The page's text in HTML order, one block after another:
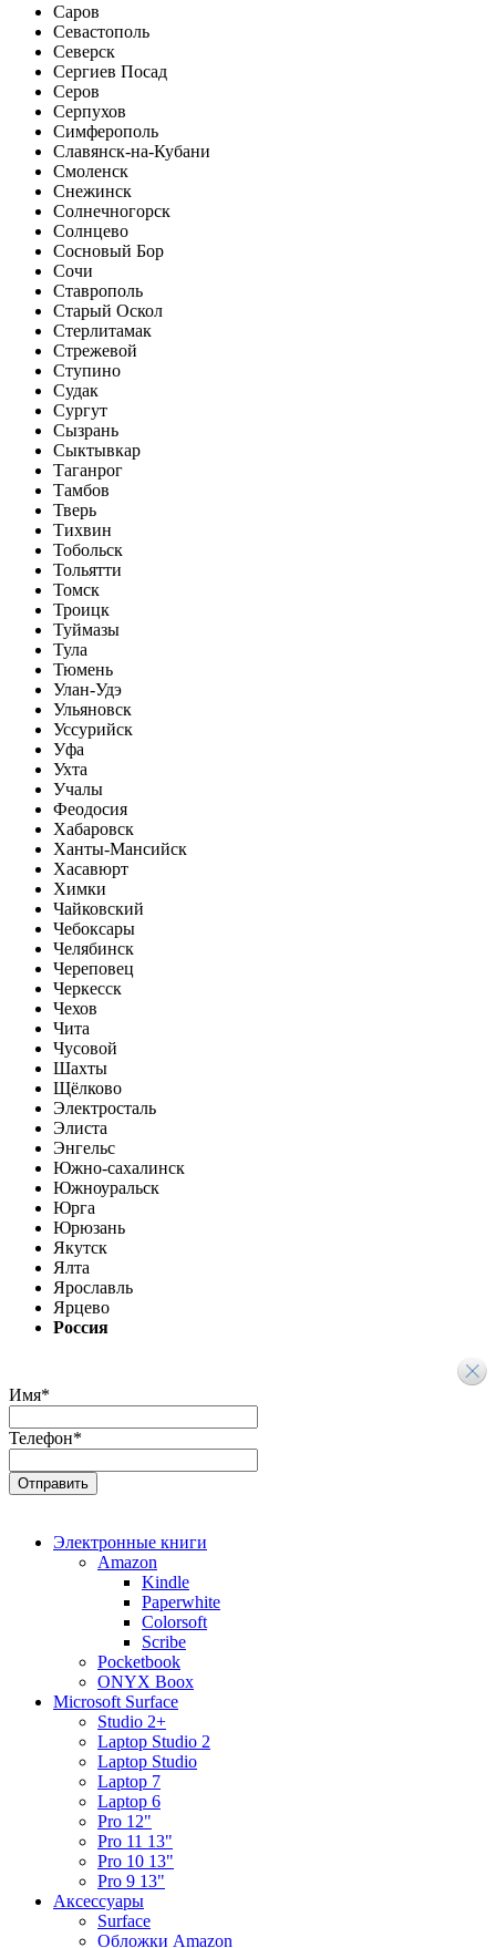
Саров
Севастополь
Северск
Сергиев Посад
Серов
Серпухов
Симферополь
Славянск-на-Кубани
Смоленск
Снежинск
Солнечногорск
Солнцево
Сосновый Бор
Сочи
Ставрополь
Старый Оскол
Стерлитамак
Стрежевой
Ступино
Судак
Сургут
Сызрань
Сыктывкар
Таганрог
Тамбов
Тверь
Тихвин
Тобольск
Тольятти
Томск
Троицк
Туймазы
Тула
Тюмень
Улан-Удэ
Ульяновск
Уссурийск
Уфа
Ухта
Учалы
Феодосия
Хабаровск
Ханты-Мансийск
Хасавюрт
Химки
Чайковский
Чебоксары
Челябинск
Череповец
Черкесск
Чехов
Чита
Чусовой
Шахты
Щёлково
Электросталь
Элиста
Энгельс
Южно-сахалинск
Южноуральск
Юрга
Юрюзань
Якутск
Ялта
Ярославль
Ярцево
Россия
Имя*
Телефон*
Электронные книги
Amazon
Kindle
Paperwhite
Colorsoft
Scribe
Pocketbook
ONYX Boox
Microsoft Surface
Studio 2+
Laptop Studio 2
Laptop Studio
Laptop 7
Laptop 6
Pro 12"
Pro 11 13"
Pro 10 13"
Pro 9 13"
Аксессуары
Surface
Обложки Amazon